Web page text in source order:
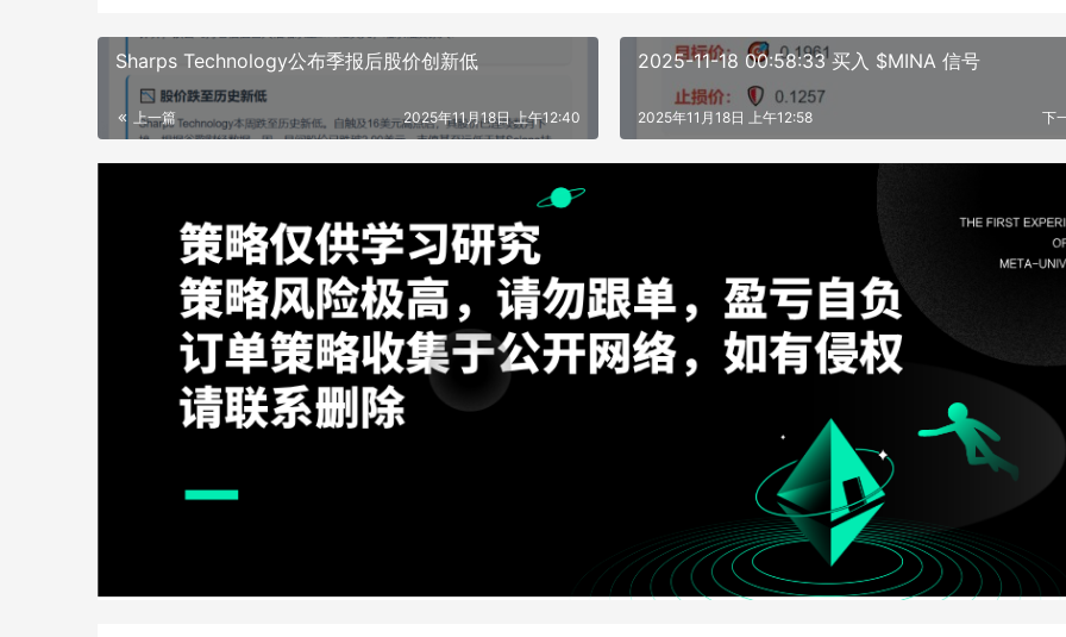
Sharps Technology公布季报后股价创新低
上一篇 2025年11月18日 上午12:40
2025-11-18 00:58:33 买入 $MINA 信号
下
2025年11月18日 上午12:58